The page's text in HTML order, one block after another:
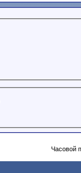
Часовой